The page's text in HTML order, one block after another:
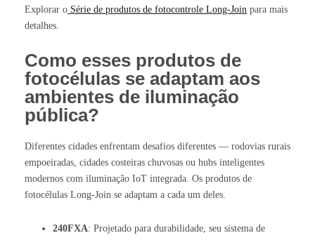
Explorar o Série de produtos de fotocontrole Long-Join para mais
detalhes.
Como esses produtos de
fotocélulas se adaptam aos
ambientes de iluminação
pública?
Diferentes cidades enfrentam desafios diferentes — rodovias rurais
empoeiradas, cidades costeiras chuvosas ou hubs inteligentes
modernos com iluminação IoT integrada. Os produtos de
fotocélulas Long-Join se adaptam a cada um deles.
240FXA: Projetado para durabilidade, seu sistema de